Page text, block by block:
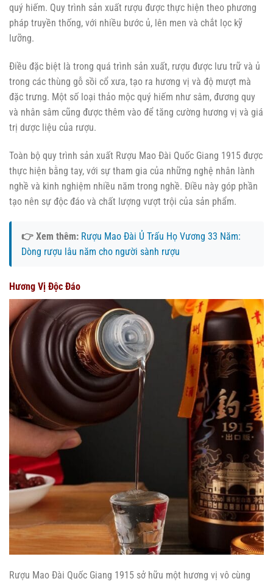
quý hiếm. Quy trình sản xuất rượu được thực hiện theo phương
pháp truyền thống, với nhiều bước ủ, lên men và chắt lọc kỹ
lưỡng.
Điều đặc biệt là trong quá trình sản xuất, rượu được lưu trữ và ủ
trong các thùng gỗ sồi cổ xưa, tạo ra hương vị và độ mượt mà
đặc trưng. Một số loại thảo mộc quý hiếm như sâm, đương quy
và nhân sâm cũng được thêm vào để tăng cường hương vị và giá
trị dược liệu của rượu.
Toàn bộ quy trình sản xuất Rượu Mao Đài Quốc Giang 1915 được
thực hiện bằng tay, với sự tham gia của những nghệ nhân lành
nghề và kinh nghiệm nhiều năm trong nghề. Điều này góp phần
tạo nên sự độc đáo và chất lượng vượt trội của sản phẩm.
👉 Xem thêm: Rượu Mao Đài Ủ Trấu Họ Vương 33 Năm:
Dòng rượu lâu năm cho người sành rượu
Hương Vị Độc Đáo
Rượu Mao Đài Quốc Giang 1915 sở hữu một hương vị vô cùng